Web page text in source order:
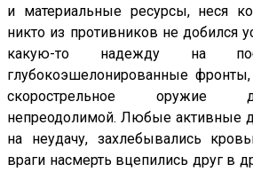
и материальные ресурсы, неся
никто из противников не добился
какую-то надежду на
глубокоэшелонированные фронты,
скорострельное оружие
непреодолимой. Любые активные
на неудачу, захлебывались
враги насмерть вцепились друг в